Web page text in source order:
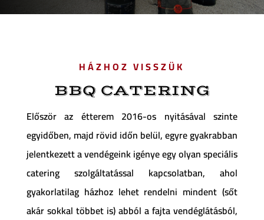
HÁZHOZ VISSZÜK
BBQ CATERING
Először az étterem 2016-os nyitásával szinte
egyidőben, majd rövid időn belül, egyre gyakrabban
jelentkezett a vendégeink igénye egy olyan speciális
catering szolgáltatással kapcsolatban, ahol
gyakorlatilag házhoz lehet rendelni mindent (sőt
akár sokkal többet is) abból a fajta vendéglátásból,